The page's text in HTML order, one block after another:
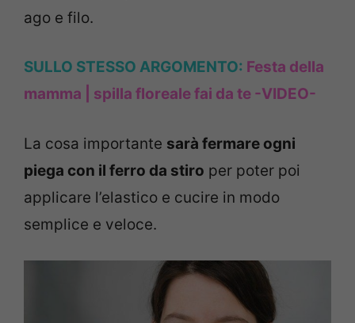
ago e filo.
SULLO STESSO ARGOMENTO: Festa della
mamma | spilla floreale fai da te -VIDEO-
La cosa importante sarà fermare ogni
piega con il ferro da stiro per poter poi
applicare l’elastico e cucire in modo
semplice e veloce.